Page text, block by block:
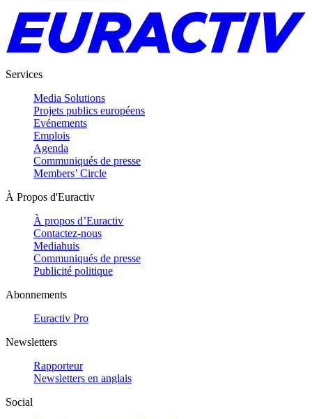
Services
Media Solutions
Projets publics européens
Evénements
Emplois
Agenda
Communiqués de presse
Members’ Circle
À Propos d'Euractiv
À propos d’Euractiv
Contactez-nous
Mediahuis
Communiqués de presse
Publicité politique
Abonnements
Euractiv Pro
Newsletters
Rapporteur
Newsletters en anglais
Social